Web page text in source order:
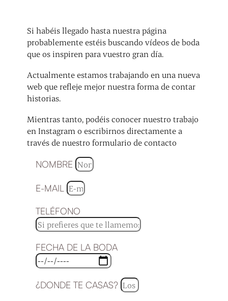
Si habéis llegado hasta nuestra página
probablemente estéis buscando vídeos de boda
que os inspiren para vuestro gran día.
Actualmente estamos trabajando en una nueva
web que refleje mejor nuestra forma de contar
historias.
Mientras tanto, podéis conocer nuestro trabajo
en Instagram o escribirnos directamente a
través de nuestro formulario de contacto
NOMBRE
E-MAIL
TELÉFONO
FECHA DE LA BODA
¿DONDE TE CASAS?